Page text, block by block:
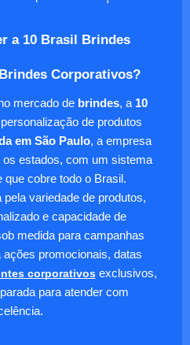
a 10 Brasil Brindes
Corporativos?
mercado de brindes, a 10
de produtos
em São Paulo, a empresa
os estados, com um sistema
que cobre todo o Brasil.
variedade de produtos,
e capacidade de
medida para campanhas
promocionais, datas
corporativosexclusivos,
para atender com